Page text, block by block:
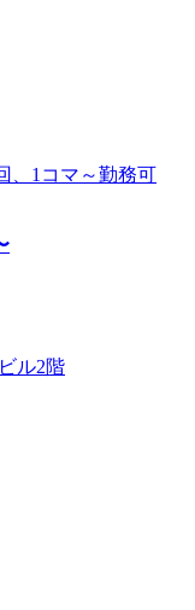
、1コマ～勤務可
ル2階